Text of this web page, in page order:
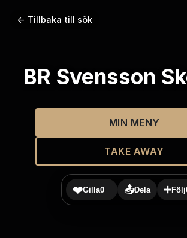
← Tillbaka till sök
BR Svensson
MIN MENY
TAKE AWAY
❤️Gilla0 📤Dela ➕Följ